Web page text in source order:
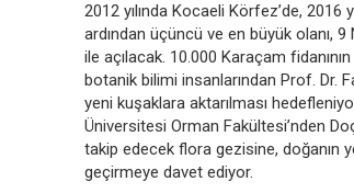
2012 yılında Kocaeli Körfez’de, 2016
ardından üçüncü ve en büyük olanı,
ile açılacak. 10.000 Karaçam
botanik bilimi insanlarından Prof. Dr.
yeni kuşaklara aktarılması
Üniversitesi Orman Fakültesi’nden
takip edecek flora gezisine, doğanın
geçirmeye davet ediyor.